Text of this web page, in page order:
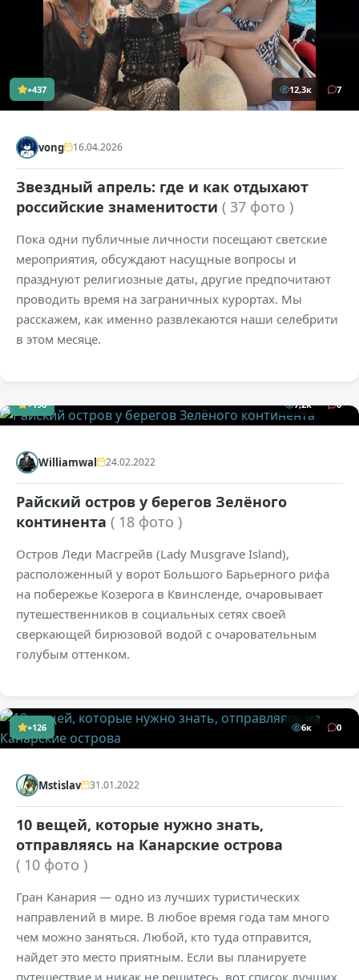
+437 12,3к 7
vong 16.04.2026
Звездный апрель: где и как отдыхают
российские знаменитости ( 37 фото )
Пока одни публичные личности посещают светские
мероприятия, обсуждают насущные вопросы и
празднуют религиозные даты, другие предпочитают
проводить время на заграничных курортах. Мы
расскажем, как именно развлекаются наши селебрити
в этом месяце.
+196 7,2к 0
Williamwal 24.02.2022
Райский остров у берегов Зелёного
континента ( 18 фото )
Остров Леди Масгрейв (Lady Musgrave Island),
расположенный у ворот Большого Барьерного рифа
на побережье Козерога в Квинсленде, очаровывает
путешественников в социальных сетях своей
сверкающей бирюзовой водой с очаровательным
голубым оттенком.
+126 6к 0
Mstislav 31.01.2022
10 вещей, которые нужно знать,
отправляясь на Канарские острова
( 10 фото )
Гран Канария — одно из лучших туристических
направлений в мире. В любое время года там много
чем можно заняться. Любой, кто туда отправится,
найдет это место приятным. Если вы планируете
путешествие и никак не решитесь, вот список лучших